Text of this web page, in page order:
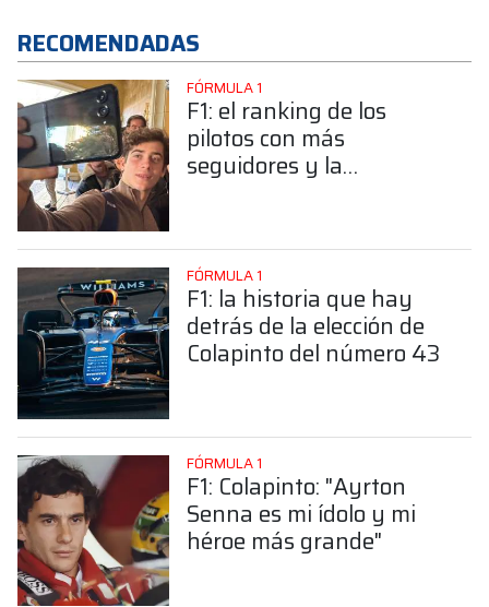
RECOMENDADAS
FÓRMULA 1
F1: el ranking de los
pilotos con más
seguidores y la
FÓRMULA 1
F1: la historia que hay
detrás de la elección de
Colapinto del número 43
FÓRMULA 1
F1: Colapinto: "Ayrton
Senna es mi ídolo y mi
héroe más grande"